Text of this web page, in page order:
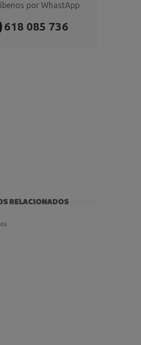
por WhastApp
618 085 736
RELACIONADOS